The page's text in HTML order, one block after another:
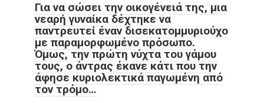
Για να σώσει την οικογένειά της, μια
νεαρή γυναίκα δέχτηκε να
παντρευτεί έναν δισεκατομμυριούχο
με παραμορφωμένο πρόσωπο.
Όμως, την πρώτη νύχτα του γάμου
τους, ο άντρας έκανε κάτι που την
άφησε κυριολεκτικά παγωμένη από
τον τρόμο…